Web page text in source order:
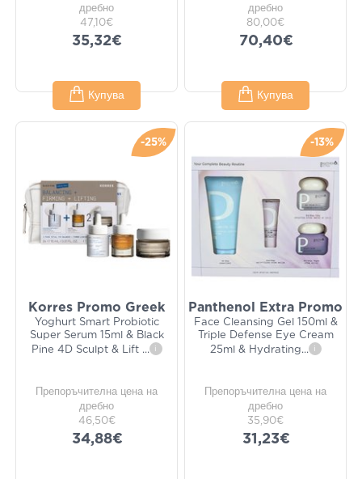
дребно
47,10€
35,32€
Купува
дребно
80,00€
70,40€
Купува
-25%
Korres Promo Greek
Yoghurt Smart Probiotic
Super Serum 15ml & Black
Pine 4D Sculpt & Lift ... i
Препоръчителна цена на
дребно
46,50€
34,88€
-13%
Panthenol Extra Promo
Face Cleansing Gel 150ml &
Triple Defense Eye Cream
25ml & Hydrating... i
Препоръчителна цена на
дребно
35,90€
31,23€